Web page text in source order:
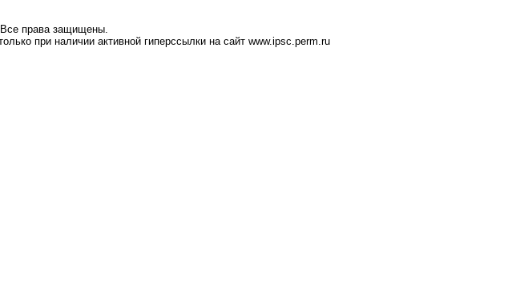
права защищены.
при наличии активной гиперссылки на сайт www.ipsc.perm.ru